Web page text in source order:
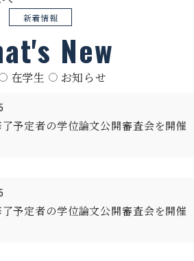
新着情報
New
在学生 お知らせ
予定者の学位論文公開審査会を開催
予定者の学位論文公開審査会を開催